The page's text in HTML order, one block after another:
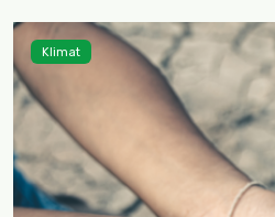
Klimat